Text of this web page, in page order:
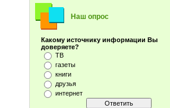
Наш опрос
Какому источнику информации Вы
доверяете?
ТВ
газеты
книги
друзья
интернет